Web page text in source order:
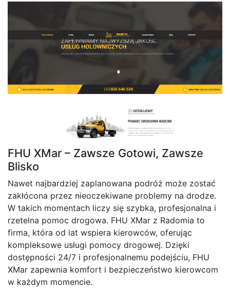
FHU XMar – Zawsze Gotowi, Zawsze
Blisko
Nawet najbardziej zaplanowana podróż może zostać
zakłócona przez nieoczekiwane problemy na drodze.
W takich momentach liczy się szybka, profesjonalna i
rzetelna pomoc drogowa. FHU XMar z Radomia to
firma, która od lat wspiera kierowców, oferując
kompleksowe usługi pomocy drogowej. Dzięki
dostępności 24/7 i profesjonalnemu podejściu, FHU
XMar zapewnia komfort i bezpieczeństwo kierowcom
w każdym momencie.